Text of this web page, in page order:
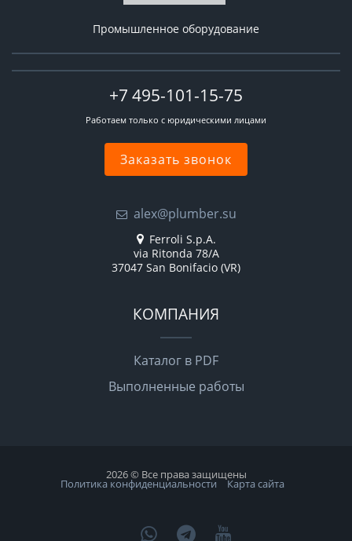
Промышленное оборудование
+7 495-101-15-75
Работаем только с юридическими лицами
Заказать звонок
alex@plumber.su
Ferroli S.p.A.
via Ritonda 78/A
37047 San Bonifacio (VR)
КОМПАНИЯ
Каталог в PDF
Выполненные работы
2026 © Все права защищены
Политика конфиденциальности Карта сайта